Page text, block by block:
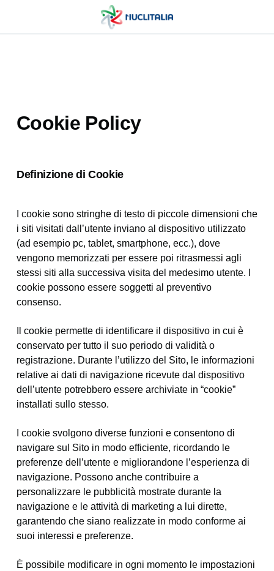
Cookie Policy
Definizione di Cookie
I cookie sono stringhe di testo di piccole dimensioni che
i siti visitati dall’utente inviano al dispositivo utilizzato
(ad esempio pc, tablet, smartphone, ecc.), dove
vengono memorizzati per essere poi ritrasmessi agli
stessi siti alla successiva visita del medesimo utente. I
cookie possono essere soggetti al preventivo
consenso.
Il cookie permette di identificare il dispositivo in cui è
conservato per tutto il suo periodo di validità o
registrazione. Durante l’utilizzo del Sito, le informazioni
relative ai dati di navigazione ricevute dal dispositivo
dell’utente potrebbero essere archiviate in “cookie”
installati sullo stesso.
I cookie svolgono diverse funzioni e consentono di
navigare sul Sito in modo efficiente, ricordando le
preferenze dell’utente e migliorandone l’esperienza di
navigazione. Possono anche contribuire a
personalizzare le pubblicità mostrate durante la
navigazione e le attività di marketing a lui dirette,
garantendo che siano realizzate in modo conforme ai
suoi interessi e preferenze.
È possibile modificare in ogni momento le impostazioni